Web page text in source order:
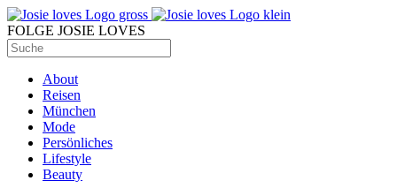
FOLGE JOSIE LOVES
About
Reisen
München
Mode
Persönliches
Lifestyle
Beauty